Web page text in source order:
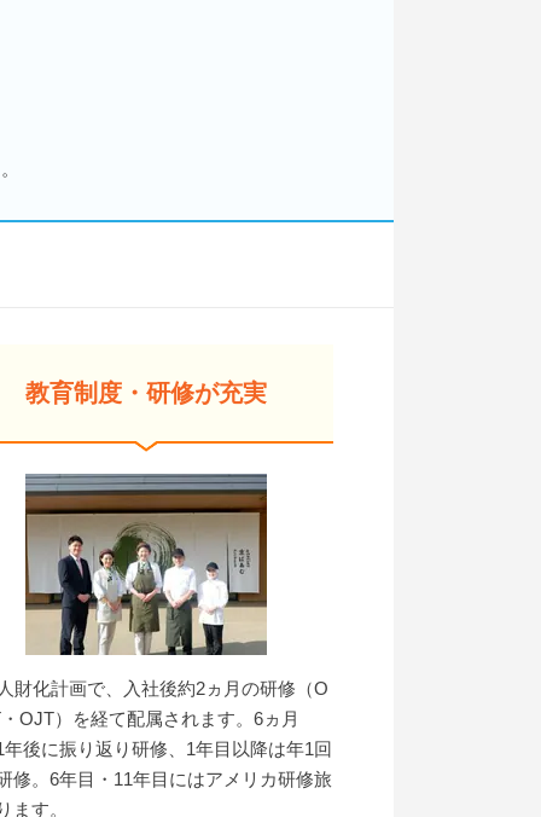
教育制度・研修が充実
財化計画で、入社後約2ヵ月の研修（O
OJT）を経て配属されます。6ヵ月
年後に振り返り研修、1年目以降は年1回
修。6年目・11年目にはアメリカ研修旅
ます。